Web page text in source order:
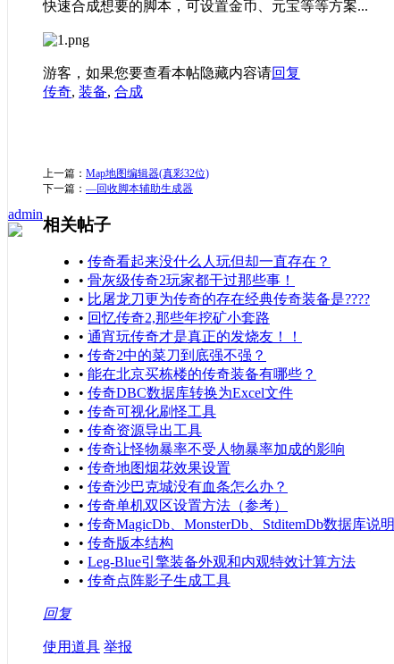
admin
快速合成想要的脚本，可设置金币、元宝等等方案...
游客，如果您要查看本帖隐藏内容请回复
传奇, 装备, 合成
上一篇： Map地图编辑器(真彩32位)
下一篇： —回收脚本辅助生成器
相关帖子
• 传奇看起来没什么人玩但却一直存在？
• 骨灰级传奇2玩家都干过那些事！
• 比屠龙刀更为传奇的存在经典传奇装备是????
• 回忆传奇2,那些年挖矿小套路
• 通宵玩传奇才是真正的发烧友！！
• 传奇2中的菜刀到底强不强？
• 能在北京买栋楼的传奇装备有哪些？
• 传奇DBC数据库转换为Excel文件
• 传奇可视化刷怪工具
• 传奇资源导出工具
• 传奇让怪物暴率不受人物暴率加成的影响
• 传奇地图烟花效果设置
• 传奇沙巴克城没有血条怎么办？
• 传奇单机双区设置方法（参考）
• 传奇MagicDb、MonsterDb、StditemDb数据库说明
• 传奇版本结构
• Leg-Blue引擎装备外观和内观特效计算方法
• 传奇点阵影子生成工具
回复
使用道具 举报